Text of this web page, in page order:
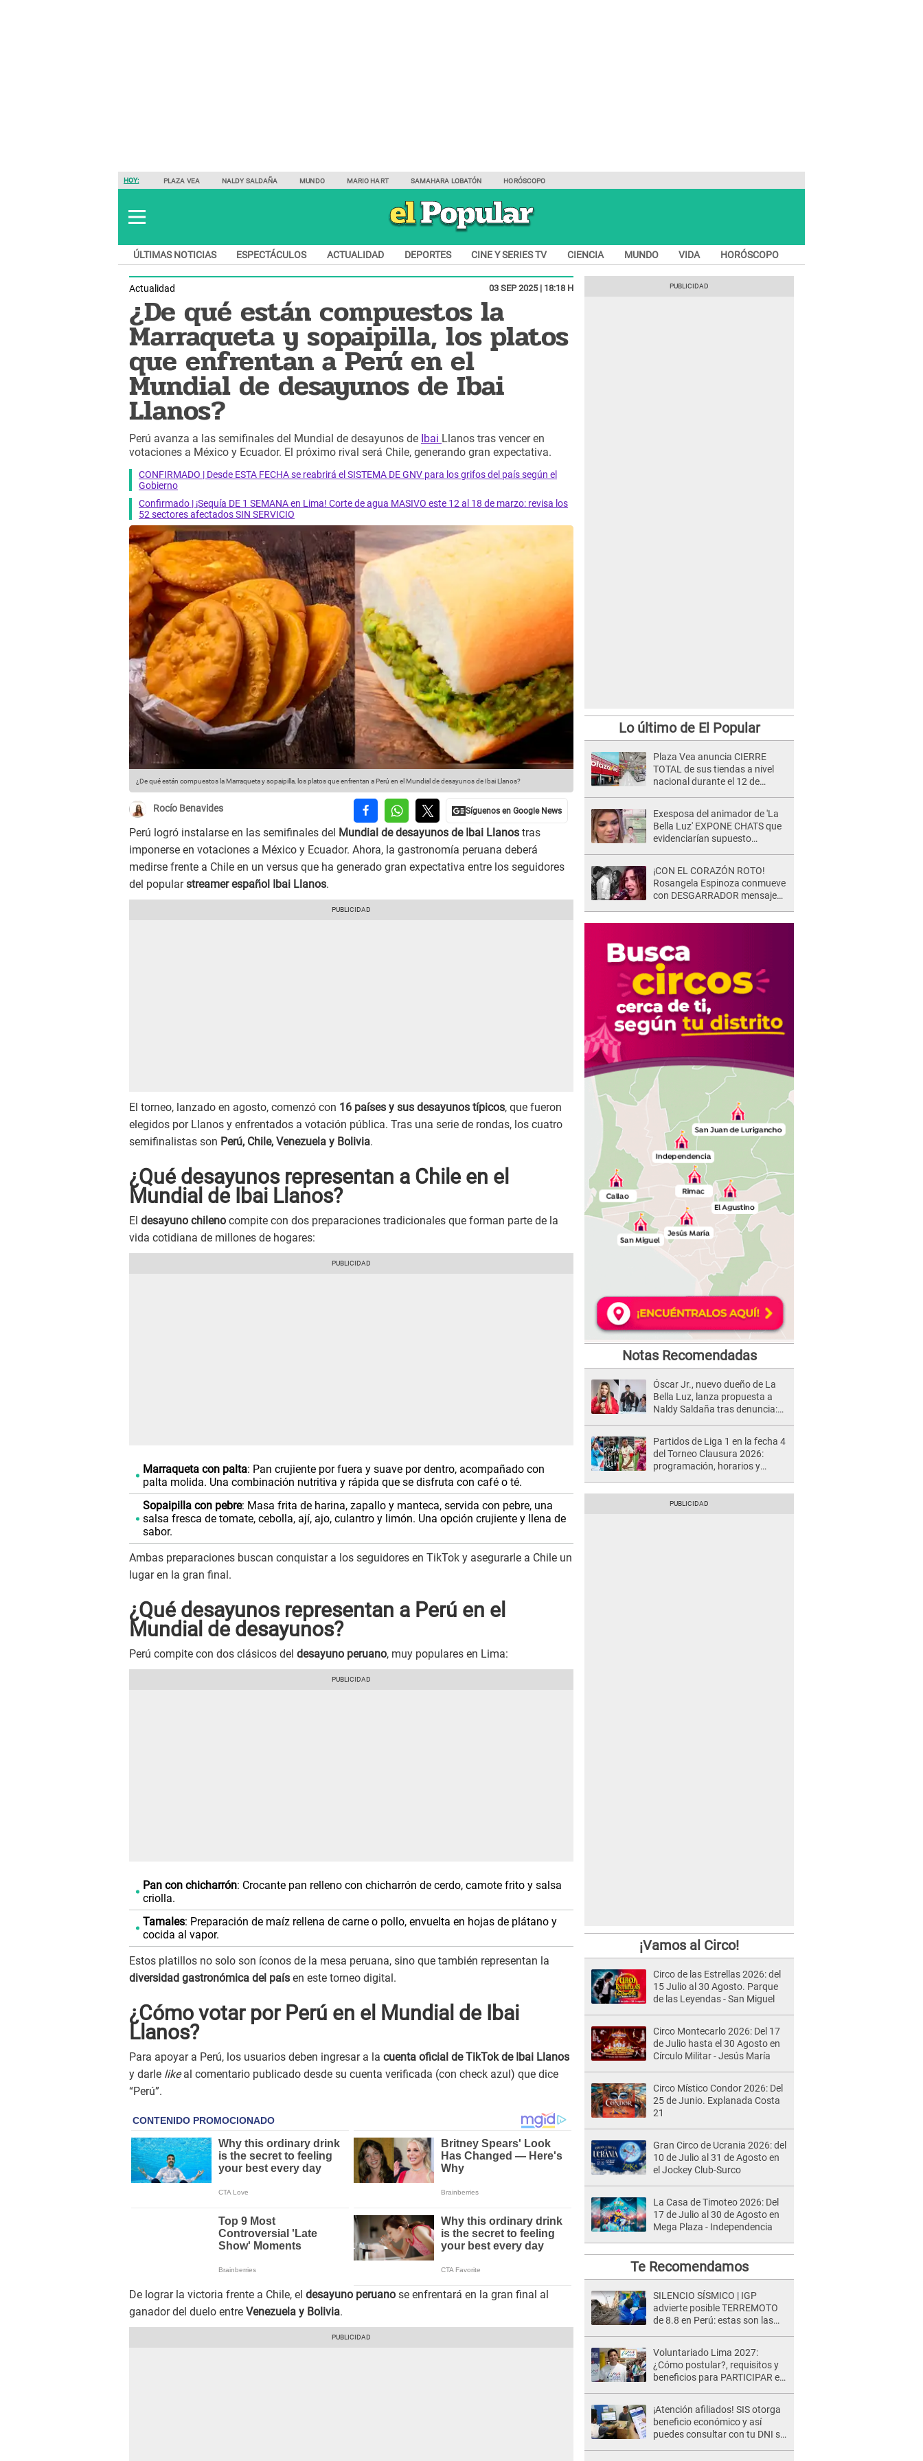
HOY: PLAZA VEA NALDY SALDAÑA MUNDO MARIO HART SAMAHARA LOBATÓN HORÓSCOPO
ÚLTIMAS NOTICIAS ESPECTÁCULOS ACTUALIDAD DEPORTES CINE Y SERIES TV CIENCIA MUNDO VIDA HORÓSCOPO
Actualidad 03 SEP 2025 | 18:18 H
¿De qué están compuestos la
Marraqueta y sopaipilla, los platos
que enfrentan a Perú en el
Mundial de desayunos de Ibai
Llanos?
Perú avanza a las semifinales del Mundial de desayunos de Ibai Llanos tras vencer en
votaciones a México y Ecuador. El próximo rival será Chile, generando gran expectativa.
CONFIRMADO | Desde ESTA FECHA se reabrirá el SISTEMA DE GNV para los grifos del país según el
Gobierno
Confirmado | ¡Sequía DE 1 SEMANA en Lima! Corte de agua MASIVO este 12 al 18 de marzo: revisa los
52 sectores afectados SIN SERVICIO
¿De qué están compuestos la Marraqueta y sopaipilla, los platos que enfrentan a Perú en el Mundial de desayunos de Ibai Llanos?
Rocío Benavides
Perú logró instalarse en las semifinales del Mundial de desayunos de Ibai Llanos tras
imponerse en votaciones a México y Ecuador. Ahora, la gastronomía peruana deberá
medirse frente a Chile en un versus que ha generado gran expectativa entre los seguidores
del popularstreamer español Ibai Llanos.
El torneo, lanzado en agosto, comenzó con 16 países y sus desayunos típicos, que fueron
elegidos por Llanos y enfrentados a votación pública. Tras una serie de rondas, los cuatro
semifinalistas son Perú, Chile, Venezuela y Bolivia.
¿Qué desayunos representan a Chile en el
Mundial de Ibai Llanos?
El desayuno chileno compite con dos preparaciones tradicionales que forman parte de la
vida cotidiana de millones de hogares:
Marraqueta con palta: Pan crujiente por fuera y suave por dentro, acompañado con
palta molida. Una combinación nutritiva y rápida que se disfruta con café o té.
Sopaipilla con pebre: Masa frita de harina, zapallo y manteca, servida con pebre, una
salsa fresca de tomate, cebolla, ají, ajo, culantro y limón. Una opción crujiente y llena de
sabor.
Ambas preparaciones buscan conquistar a los seguidores en TikTok y asegurarle a Chile un
lugar en la gran final.
¿Qué desayunos representan a Perú en el
Mundial de desayunos?
Perú compite con dos clásicos del desayuno peruano, muy populares en Lima:
Pan con chicharrón: Crocante pan relleno con chicharrón de cerdo, camote frito y salsa
criolla.
Tamales: Preparación de maíz rellena de carne o pollo, envuelta en hojas de plátano y
cocida al vapor.
Estos platillos no solo son íconos de la mesa peruana, sino que también representan la
diversidad gastronómica del país en este torneo digital.
¿Cómo votar por Perú en el Mundial de Ibai
Llanos?
Para apoyar a Perú, los usuarios deben ingresar a la cuenta oficial de TikTok de Ibai Llanos
y darle likeal comentario publicado desde su cuenta verificada (con check azul) que dice
“Perú”.
De lograr la victoria frente a Chile, el desayuno peruano se enfrentará en la gran final al
ganador del duelo entre Venezuela y Bolivia.
Lo último de El Popular
Plaza Vea anuncia CIERRE
TOTAL de sus tiendas a nivel
nacional durante el 12 de
Exesposa del animador de 'La
Bella Luz' EXPONE CHATS que
evidenciarían supuesto
Saldaña, pese a tener pareja
¡CON EL CORAZÓN ROTO!
Rosangela Espinoza conmueve
con DESGARRADOR mensaje
Notas Recomendadas
Óscar Jr., nuevo dueño de La
Bella Luz, lanza propuesta a
Naldy Saldaña tras denuncia:
Partidos de Liga 1 en la fecha 4
del Torneo Clausura 2026:
programación, horarios y
¡Vamos al Circo!
Circo de las Estrellas 2026: del
15 Julio al 30 Agosto. Parque
de las Leyendas - San Miguel
Circo Montecarlo 2026: Del 17
de Julio hasta el 30 Agosto en
Círculo Militar - Jesús María
Circo Místico Condor 2026: Del
25 de Junio. Explanada Costa
21
Gran Circo de Ucrania 2026: del
10 de Julio al 31 de Agosto en
el Jockey Club-Surco
La Casa de Timoteo 2026: Del
17 de Julio al 30 de Agosto en
Mega Plaza - Independencia
Te Recomendamos
SILENCIO SÍSMICO | IGP
advierte posible TERREMOTO
de 8.8 en Perú: estas son las
Voluntariado Lima 2027:
¿Cómo postular?, requisitos y
beneficios para PARTICIPAR en
¡Atención afiliados! SIS otorga
beneficio económico y así
puedes consultar con tu DNI si